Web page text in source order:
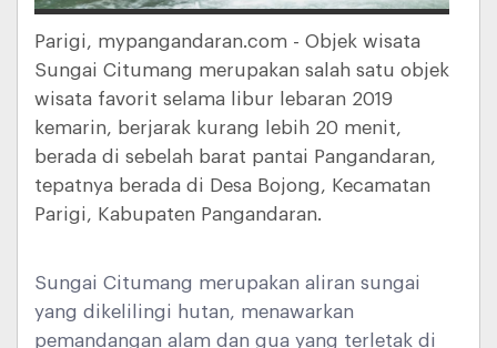
Parigi, mypangandaran.com - Objek wisata
Sungai Citumang merupakan salah satu objek
wisata favorit selama libur lebaran 2019
kemarin, berjarak kurang lebih 20 menit,
berada di sebelah barat pantai Pangandaran,
tepatnya berada di Desa Bojong, Kecamatan
Parigi, Kabupaten Pangandaran.
Sungai Citumang merupakan aliran sungai
yang dikelilingi hutan, menawarkan
pemandangan alam dan gua yang terletak di